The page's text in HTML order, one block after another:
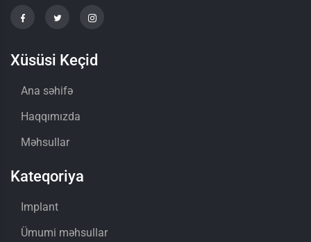
Xüsüsi Keçid
Ana səhifə
Haqqımızda
Məhsullar
Kateqoriya
Implant
Ümumi məhsullar